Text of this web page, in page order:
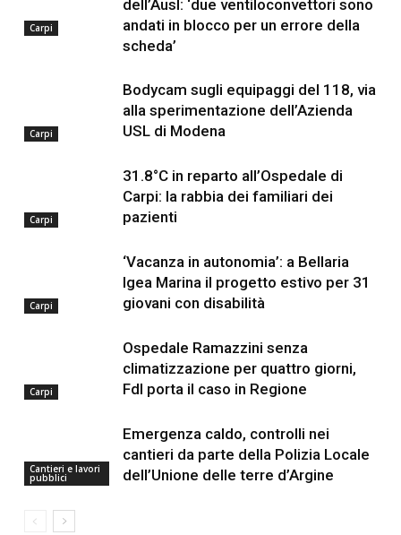
Carpi
dell’Ausl: ‘due ventiloconvettori sono
andati in blocco per un errore della
scheda’
Carpi
Bodycam sugli equipaggi del 118, via
alla sperimentazione dell’Azienda
USL di Modena
Carpi
31.8°C in reparto all’Ospedale di
Carpi: la rabbia dei familiari dei
pazienti
Carpi
‘Vacanza in autonomia’: a Bellaria
Igea Marina il progetto estivo per 31
giovani con disabilità
Carpi
Ospedale Ramazzini senza
climatizzazione per quattro giorni,
FdI porta il caso in Regione
Cantieri e lavori
pubblici
Emergenza caldo, controlli nei
cantieri da parte della Polizia Locale
dell’Unione delle terre d’Argine